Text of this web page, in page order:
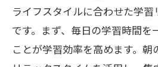
ライフスタイルに合わせた学
です。まず、毎日の学習時間を
ことが学習効率を高めます。